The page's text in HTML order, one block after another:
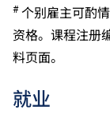
申请人所递
个别评核。
# 个别雇主可酌
资格。课程注册
料页面。
就业